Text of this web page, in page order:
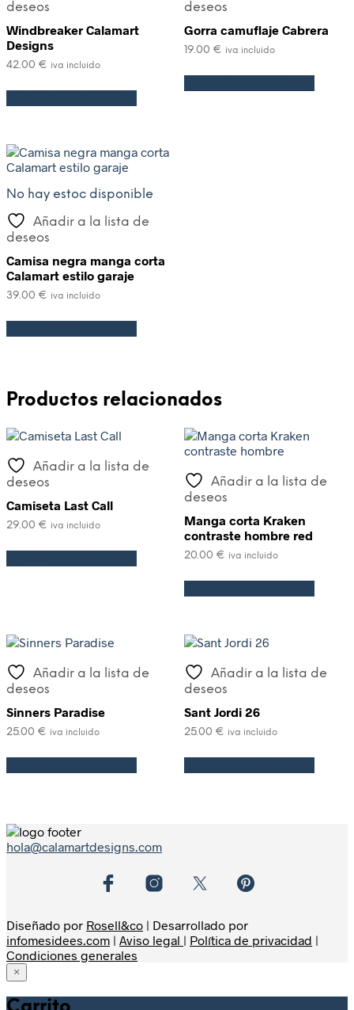
deseos
Windbreaker Calamart
Designs
42.00 € iva incluido
deseos
Gorra camuflaje Cabrera
19.00 € iva incluido
No hay estoc disponible
Añadir a la lista de
deseos
Camisa negra manga corta
Calamart estilo garaje
39.00 € iva incluido
Productos relacionados
Añadir a la lista de
deseos
Camiseta Last Call
29.00 € iva incluido
Añadir a la lista de
deseos
Manga corta Kraken
contraste hombre red
20.00 € iva incluido
Añadir a la lista de
deseos
Sinners Paradise
25.00 € iva incluido
Añadir a la lista de
deseos
Sant Jordi 26
25.00 € iva incluido
hola@calamartdesigns.com
Diseñado por Rosell&co | Desarrollado por
infomesidees.com | Aviso legal | Política de privacidad |
Condiciones generales
×
Home